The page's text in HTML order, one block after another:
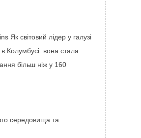
Як світовий лідер у галузі
Колумбусі. вона стала
більш ніж у 160
середовища та